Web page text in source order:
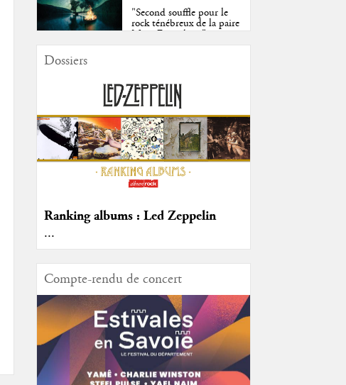
"Second souffle pour le
rock ténébreux de la paire
Moss-Fazendeiro"
Dossiers
Ranking albums : Led Zeppelin
...
Compte-rendu de concert